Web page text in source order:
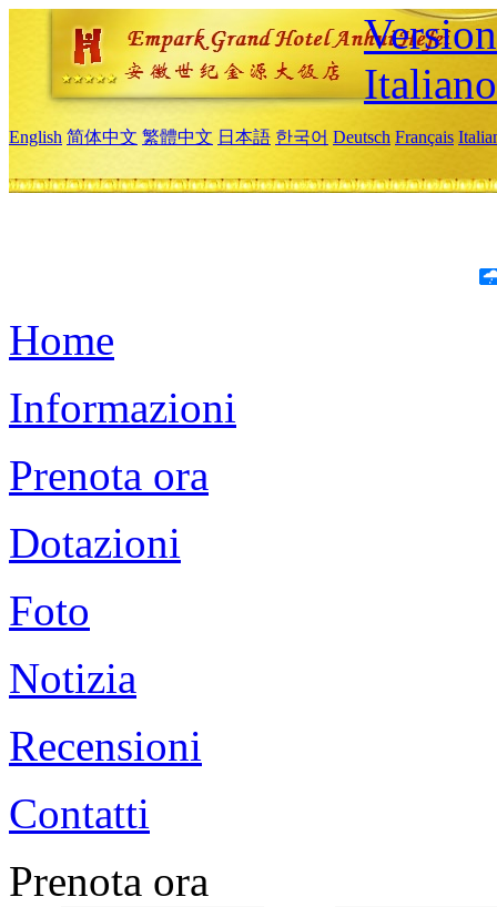
Italiano
English 简体中文 繁體中文 日本語 한국어 Deutsch Français
Home
Informazioni
Prenota ora
Dotazioni
Foto
Notizia
Recensioni
Contatti
Prenota ora